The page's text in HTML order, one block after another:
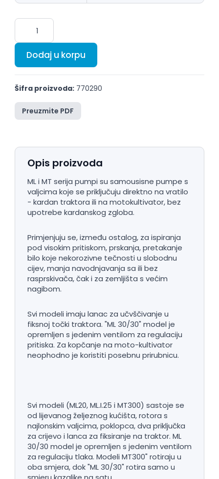
Dodaj u korpu
Šifra proizvoda: 770290
Preuzmite PDF
Opis proizvoda
ML i MT serija pumpi su samousisne pumpe s
valjcima koje se priključuju direktno na vratilo
- kardan traktora ili na motokultivator, bez
upotrebe kardanskog zgloba.
Primjenjuju se, između ostalog, za ispiranja
pod visokim pritiskom, prskanja, pretakanje
bilo koje nekorozivne tečnosti u slobodnu
cijev, manja navodnjavanja sa ili bez
rasprskivača, čak i za zemljišta s većim
nagibom.
Svi modeli imaju lanac za učvščivanje u
fiksnoj točki traktora. "ML 30/30" model je
opremljen s jedenim ventilom za regulaciju
pritiska. Za kopčanje na moto-kultivator
neophodno je koristiti posebnu prirubnicu.
Svi modeli (ML20, ML.I.25 i MT300) sastoje se
od lijevanog željeznog kućišta, rotora s
najlonskim valjcima, poklopca, dva priključka
za crijevo i lanca za fiksiranje na traktor. ML
30/30 model je opremljen s jedenim ventilom
za regulaciju tlaka. Modeli MT300" rotiraju u
oba smjera, dok "ML 30/30" rotira samo u